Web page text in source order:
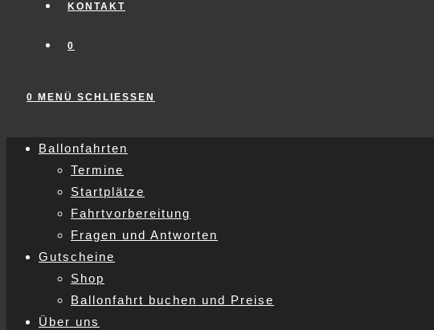
KONTAKT
0
0 MENÜ SCHLIESSEN
Ballonfahrten
Termine
Startplätze
Fahrtvorbereitung
Fragen und Antworten
Gutscheine
Shop
Ballonfahrt buchen und Preise
Über uns